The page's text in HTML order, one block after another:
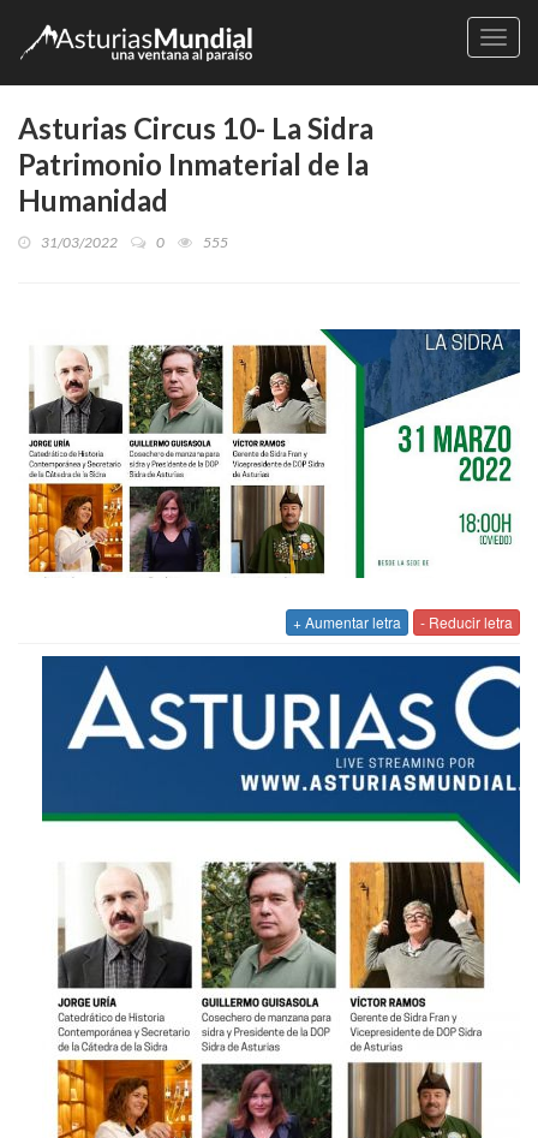
Asturias Circus 10- La Sidra
Patrimonio Inmaterial de la
Humanidad
31/03/2022 0 555
+ Aumentar letra - Reducir letra